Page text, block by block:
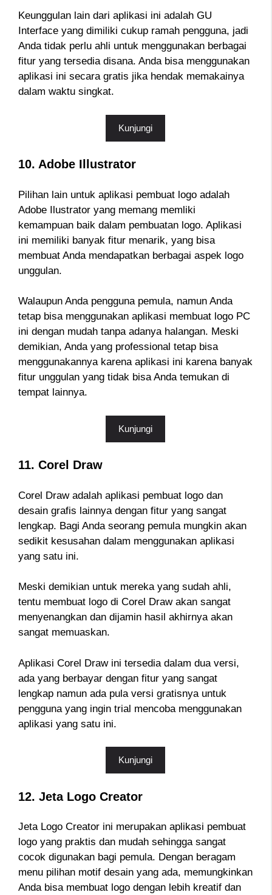
Keunggulan lain dari aplikasi ini adalah GU
Interface yang dimiliki cukup ramah pengguna, jadi
Anda tidak perlu ahli untuk menggunakan berbagai
fitur yang tersedia disana. Anda bisa menggunakan
aplikasi ini secara gratis jika hendak memakainya
dalam waktu singkat.
Kunjungi
10. Adobe Illustrator
Pilihan lain untuk aplikasi pembuat logo adalah
Adobe Ilustrator yang memang memliki
kemampuan baik dalam pembuatan logo. Aplikasi
ini memiliki banyak fitur menarik, yang bisa
membuat Anda mendapatkan berbagai aspek logo
unggulan.
Walaupun Anda pengguna pemula, namun Anda
tetap bisa menggunakan aplikasi membuat logo PC
ini dengan mudah tanpa adanya halangan. Meski
demikian, Anda yang professional tetap bisa
menggunakannya karena aplikasi ini karena banyak
fitur unggulan yang tidak bisa Anda temukan di
tempat lainnya.
Kunjungi
11. Corel Draw
Corel Draw adalah aplikasi pembuat logo dan
desain grafis lainnya dengan fitur yang sangat
lengkap. Bagi Anda seorang pemula mungkin akan
sedikit kesusahan dalam menggunakan aplikasi
yang satu ini.
Meski demikian untuk mereka yang sudah ahli,
tentu membuat logo di Corel Draw akan sangat
menyenangkan dan dijamin hasil akhirnya akan
sangat memuaskan.
Aplikasi Corel Draw ini tersedia dalam dua versi,
ada yang berbayar dengan fitur yang sangat
lengkap namun ada pula versi gratisnya untuk
pengguna yang ingin trial mencoba menggunakan
aplikasi yang satu ini.
Kunjungi
12. Jeta Logo Creator
Jeta Logo Creator ini merupakan aplikasi pembuat
logo yang praktis dan mudah sehingga sangat
cocok digunakan bagi pemula. Dengan beragam
menu pilihan motif desain yang ada, memungkinkan
Anda bisa membuat logo dengan lebih kreatif dan